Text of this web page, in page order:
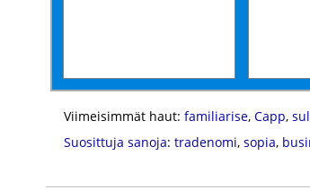
Viimeisimmät haut: familiarise, Capp,
Suosittuja sanoja: tradenomi, sopia,